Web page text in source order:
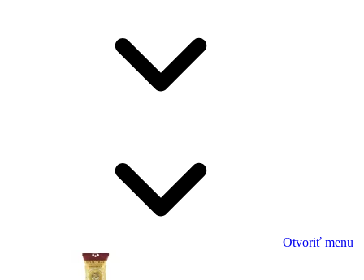
Otvoriť menu